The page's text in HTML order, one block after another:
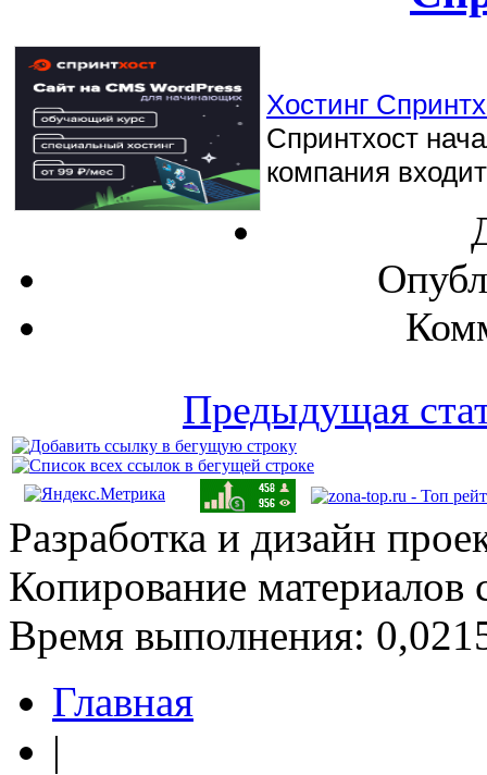
Хостинг
Спринтхост
компания
Предыдущая
Разработка и дизайн
Копирование материалов
Время выполнения:
Главная
|